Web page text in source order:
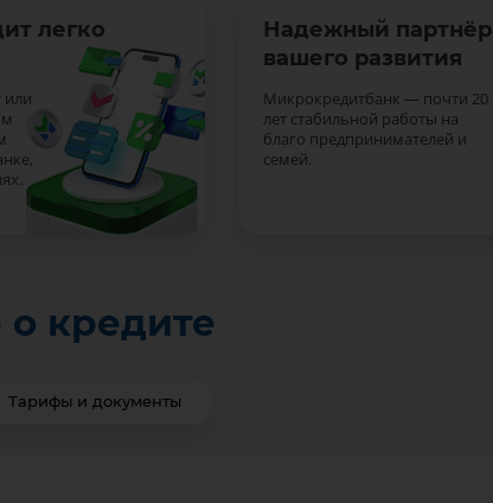
легко
или
Надежный партнёр
вашего развития
Микрокредитбанк — почти 20
лет стабильной работы на
благо предпринимателей и
семей.
кредите
Тарифы и документы